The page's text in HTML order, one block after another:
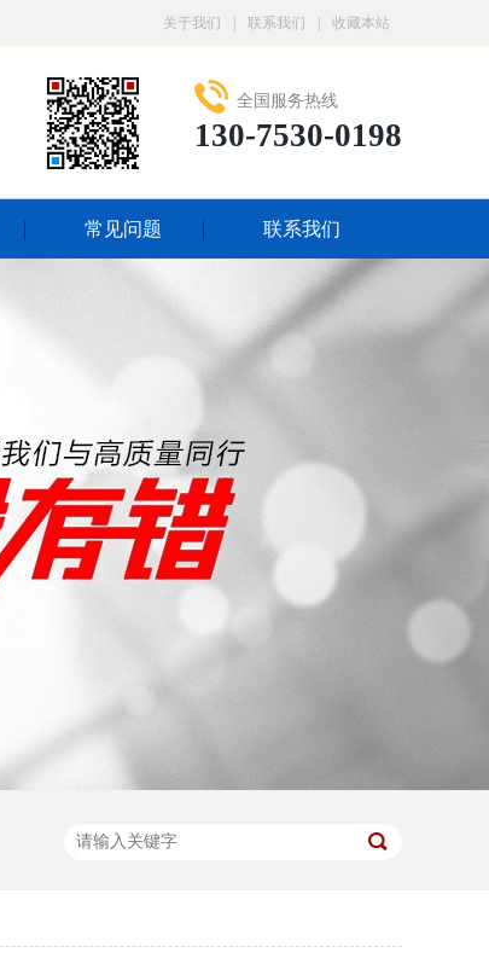
关于我们 联系我们 收藏本站
全国服务热线
130-7530-0198
常见问题 联系我们